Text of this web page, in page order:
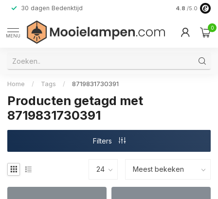
30 dagen Bedenktijd Verzending
4.8 /5.0
MENU
0
Home / Tags / 8719831730391
Producten getagd met
8719831730391
Filters